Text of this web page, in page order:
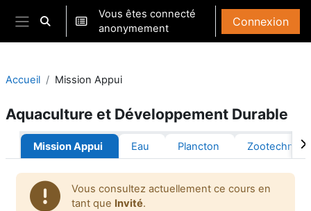
Passer au contenu principal
Panneau latéral
Activer/désactiver la saisie de recherche
Vous êtes connecté
anonymement
Connexion
Accueil Mission Appui
Aquaculture et Développement Durable
Résumé de section
Mission Appui Eau Plancton Zootechnie
Vous consultez actuellement ce cours en
tant que Invité.